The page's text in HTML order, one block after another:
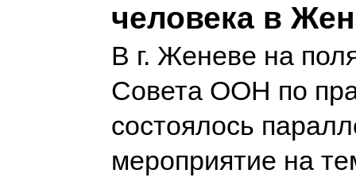
человека в
В г. Женеве на
Совета ООН по
состоялось
мероприятие на